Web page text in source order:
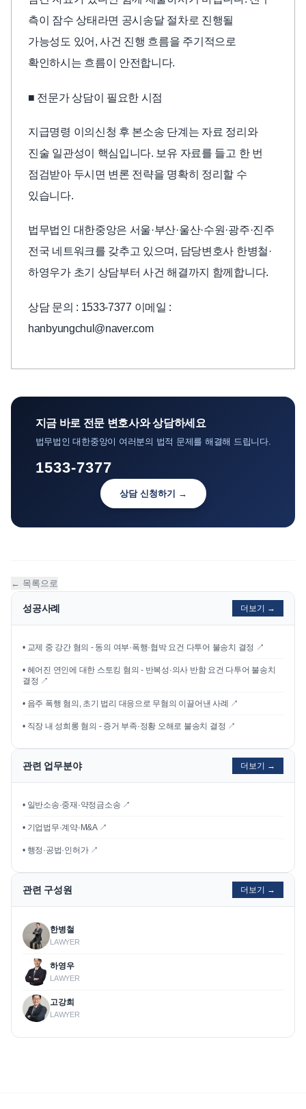
측이 잠수 상태라면 공시송달 절차로 진행될
가능성도 있어, 사건 진행 흐름을 주기적으로
확인하시는 흐름이 안전합니다.
■ 전문가 상담이 필요한 시점
지급명령 이의신청 후 본소송 단계는 자료 정리와
진술 일관성이 핵심입니다. 보유 자료를 들고 한 번
점검받아 두시면 변론 전략을 명확히 정리할 수
있습니다.
법무법인 대한중앙은 서울·부산·울산·수원·광주·진주
전국 네트워크를 갖추고 있으며, 담당변호사 한병철·
하영우가 초기 상담부터 사건 해결까지 함께합니다.
상담 문의 : 1533-7377 이메일 :
hanbyungchul@naver.com
지금 바로 전문 변호사와 상담하세요
법무법인 대한중앙이 여러분의 법적 문제를 해결해 드립니다.
1533-7377
상담 신청하기 →
← 목록으로
성공사례 더보기 →
• 교제 중 강간 혐의 - 동의 여부·폭행·협박 요건 다투어 불송치 결정 ↗
• 헤어진 연인에 대한 스토킹 혐의 - 반복성·의사 반함 요건 다투어 불송치
결정 ↗
• 음주 폭행 혐의, 초기 법리 대응으로 무혐의 이끌어낸 사례 ↗
• 직장 내 성희롱 혐의 - 증거 부족·정황 오해로 불송치 결정 ↗
관련 업무분야 더보기 →
• 일반소송·중재·약정금소송 ↗
• 기업법무·계약·M&A ↗
• 행정·공법·인허가 ↗
관련 구성원 더보기 →
한병철
LAWYER
하영우
LAWYER
고강희
LAWYER